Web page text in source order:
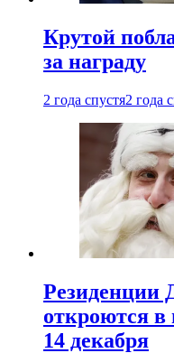
Крутой
за награду
2 года спустя2 года
Резиденции
откроются в
14 декабря